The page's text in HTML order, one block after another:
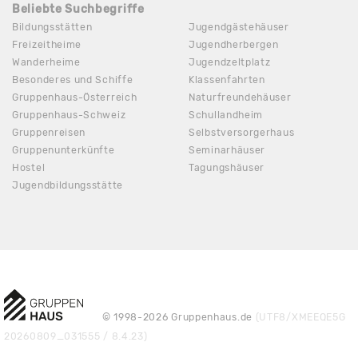
Beliebte Suchbegriffe
Bildungsstätten
Freizeitheime
Wanderheime
Besonderes und Schiffe
Gruppenhaus-Österreich
Gruppenhaus-Schweiz
Gruppenreisen
Gruppenunterkünfte
Hostel
Jugendbildungsstätte
Jugendgästehäuser
Jugendherbergen
Jugendzeltplatz
Klassenfahrten
Naturfreundehäuser
Schullandheim
Selbstversorgerhaus
Seminarhäuser
Tagungshäuser
© 1998-2026 Gruppenhaus.de (UTF8/XMEEQE5G
20260809_031555 / 8.4.23)